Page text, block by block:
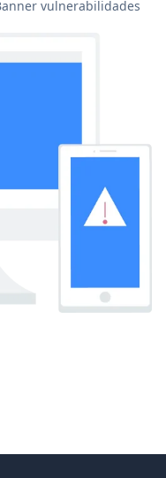
vulnerabilidades